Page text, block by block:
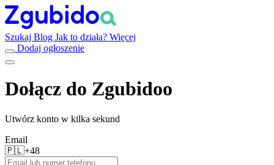
Szukaj Blog Jak to działa? Więcej
Dodaj ogłoszenie
Dołącz do Zgubidoo
Utwórz konto w kilka sekund
Email
🇵🇱+48